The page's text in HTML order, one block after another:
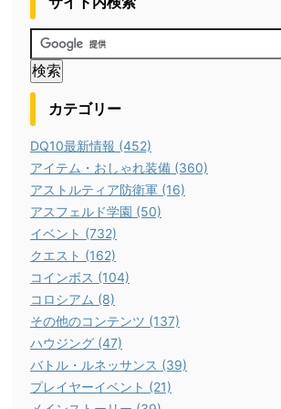
カテゴリー
DQ10最新情報 (452)
アイテム・おしゃれ装備 (360)
アストルティア防衛軍 (16)
アスフェルド学園 (50)
イベント (732)
クエスト (162)
コインボス (104)
コロシアム (8)
その他のコンテンツ (137)
ハウジング (47)
バトル・ルネッサンス (39)
プレイヤーイベント (21)